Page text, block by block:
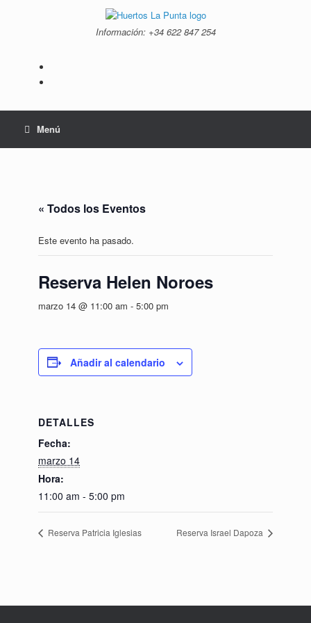
Información: +34 ‭622 847 254‬
Menú
« Todos los Eventos
Este evento ha pasado.
Reserva Helen Noroes
marzo 14 @ 11:00 am - 5:00 pm
Añadir al calendario
DETALLES
Fecha:
marzo 14
Hora:
11:00 am - 5:00 pm
Reserva Patricia Iglesias Reserva Israel Dapoza